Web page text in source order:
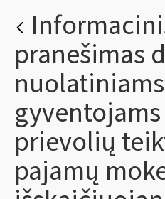
pranešimas
prievolių
pajamų